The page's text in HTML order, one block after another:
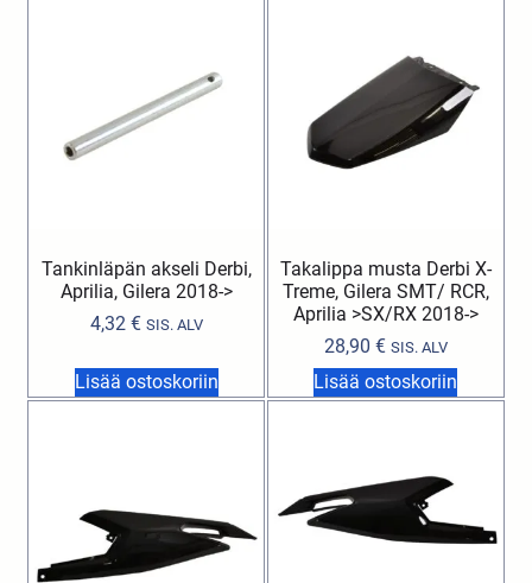
Tankinläpän akseli Derbi,
Aprilia, Gilera 2018->
4,32 € SIS. ALV
Lisää ostoskoriin
Takalippa musta Derbi X-
Treme, Gilera SMT/ RCR,
Aprilia >SX/RX 2018->
28,90 € SIS. ALV
Lisää ostoskoriin